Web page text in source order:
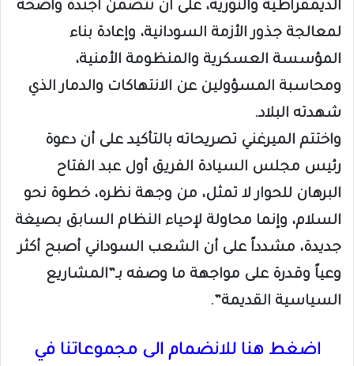
الديمقراطية والثورية، على أن تتضمن أجندة واضحة
لمعالجة جذور الأزمة السودانية، وإعادة بناء
المؤسسة العسكرية والمنظومة الأمنية،
ومحاسبة المسؤولين عن الانتهاكات والدمار الذي
شهدته البلاد.
واختتم الميرغني تصريحاته بالتأكيد على أن دعوة
رئيس مجلس السيادة الفريق أول عبد الفتاح
البرهان للحوار لا تمثل، من وجهة نظره، خطوة نحو
السلام، وإنما محاولة لإحياء النظام السابق بصيغة
جديدة، مشدداً على أن الشعب السوداني أصبح أكثر
وعياً وقدرة على مواجهة ما وصفه بـ”المشاريع
السياسية القديمة”.
اضغط هنا للانضمام الى مجموعاتنا في